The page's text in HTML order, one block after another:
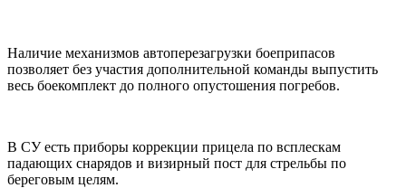
Наличие механизмов автоперезагрузки боеприпасов
позволяет без участия дополнительной команды выпустить
весь боекомплект до полного опустошения погребов.
В СУ есть приборы коррекции прицела по всплескам
падающих снарядов и визирный пост для стрельбы по
береговым целям.